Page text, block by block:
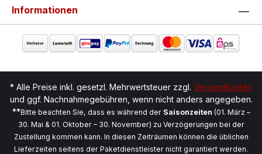
Informationen
* Alle Preise inkl. gesetzl. Mehrwertsteuer zzgl. Versandkosten
und ggf. Nachnahmegebühren, wenn nicht anders angegeben.
**Bitte beachten Sie, dass es während der Saisonzeiten (01. März –
30. Mai & 01. Oktober – 30. November) zu Verzögerungen bei der
Zustellung kommen kann. In diesen Zeiträumen können die üblichen
Lieferzeiten seitens der Paketdienstleister nicht garantiert werden.